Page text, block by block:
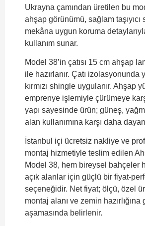
Ukrayna çamından üretilen bu
ahşap görünümü, sağlam taşıyıcı
mekâna uygun koruma
kullanım sunar.
Model 38’in çatısı 15 cm ahşap
ile hazırlanır. Çatı izolasyonunda
kırmızı shingle uygulanır. Ahşap
emprenye işlemiyle çürümeye
yapı sayesinde ürün; güneş,
alan kullanımına karşı daha
İstanbul içi ücretsiz nakliye ve
montaj hizmetiyle teslim edilen
Model 38, hem bireysel bahçeler
açık alanlar için güçlü bir fiyat-
seçeneğidir. Net fiyat; ölçü, özel
montaj alanı ve zemin hazırlığına
aşamasında belirlenir.